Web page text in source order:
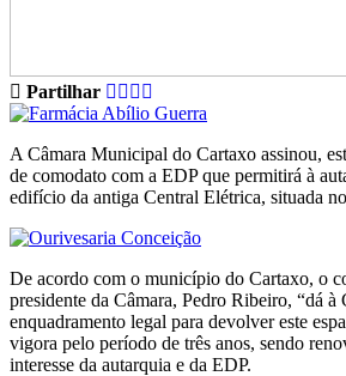
Partilhar
A Câmara Municipal do Cartaxo assinou,
de comodato com a EDP que permitirá à
edifício da antiga Central Elétrica, situada
De acordo com o município do Cartaxo, o
presidente da Câmara, Pedro Ribeiro, “dá
enquadramento legal para devolver este
vigora pelo período de três anos, sendo
interesse da autarquia e da EDP.